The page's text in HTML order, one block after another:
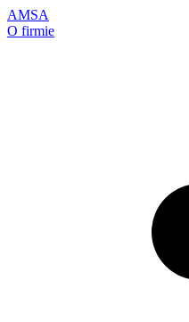
AMSA
O firmie